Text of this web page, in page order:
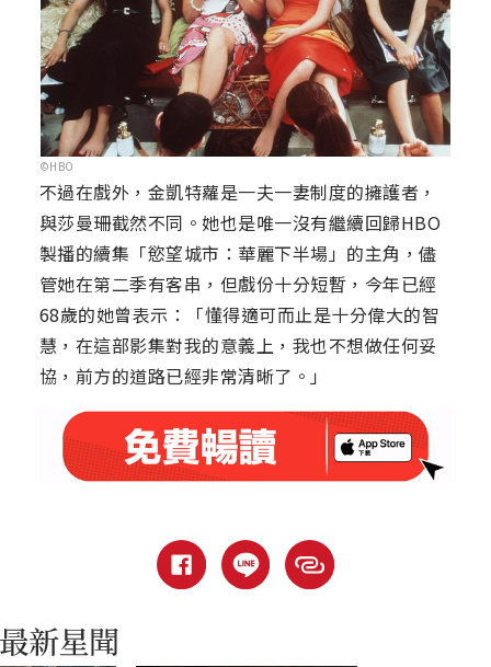
©HBO
不過在戲外，金凱特蘿是一夫一妻制度的擁護者，
與莎曼珊截然不同。她也是唯一沒有繼續回歸HBO
製播的續集「慾望城市：華麗下半場」的主角，儘
管她在第二季有客串，但戲份十分短暫，今年已經
68歲的她曾表示：「懂得適可而止是十分偉大的智
慧，在這部影集對我的意義上，我也不想做任何妥
協，前方的道路已經非常清晰了。」